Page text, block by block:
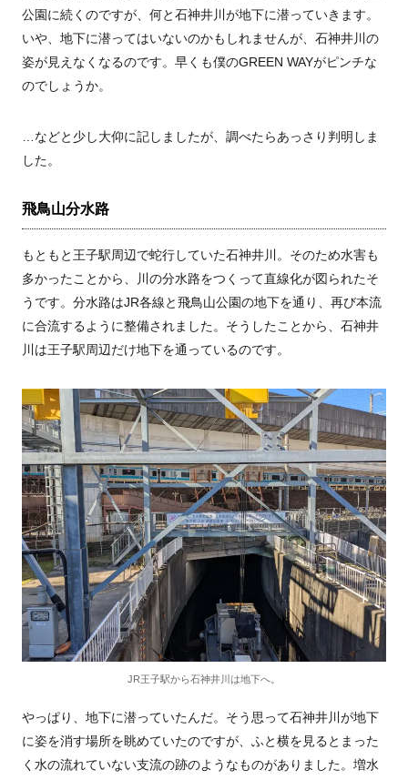
公園に続くのですが、何と石神井川が地下に潜っていきます。
いや、地下に潜ってはいないのかもしれませんが、石神井川の
姿が見えなくなるのです。早くも僕のGREEN WAYがピンチな
のでしょうか。
…などと少し大仰に記しましたが、調べたらあっさり判明しま
した。
飛鳥山分水路
もともと王子駅周辺で蛇行していた石神井川。そのため水害も
多かったことから、川の分水路をつくって直線化が図られたそ
うです。分水路はJR各線と飛鳥山公園の地下を通り、再び本流
に合流するように整備されました。そうしたことから、石神井
川は王子駅周辺だけ地下を通っているのです。
JR王子駅から石神井川は地下へ。
やっぱり、地下に潜っていたんだ。そう思って石神井川が地下
に姿を消す場所を眺めていたのですが、ふと横を見るとまった
く水の流れていない支流の跡のようなものがありました。増水